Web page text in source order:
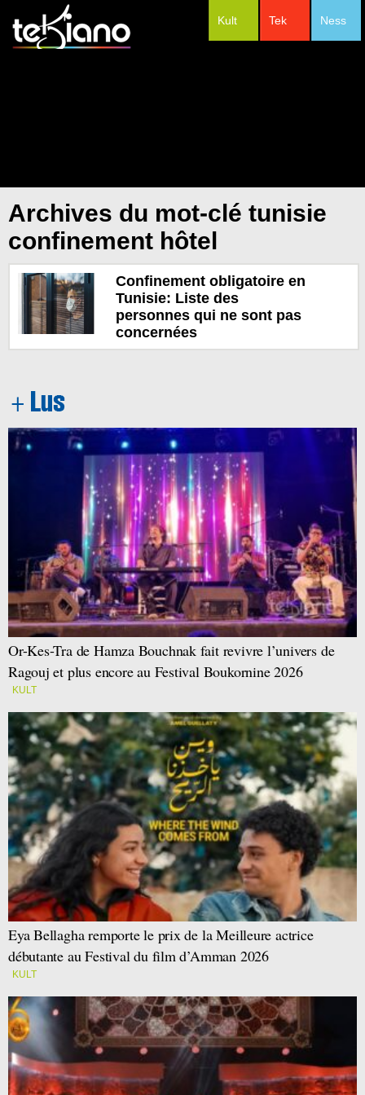
Ness
Tek
Kult
Archives du mot-clé tunisie
confinement hôtel
Confinement obligatoire en
Tunisie: Liste des
personnes qui ne sont pas
concernées
Or-Kes-Tra de Hamza Bouchnak fait revivre l’univers de
Ragouj et plus encore au Festival Boukornine 2026
KULT
Eya Bellagha remporte le prix de la Meilleure actrice
débutante au Festival du film d’Amman 2026
KULT